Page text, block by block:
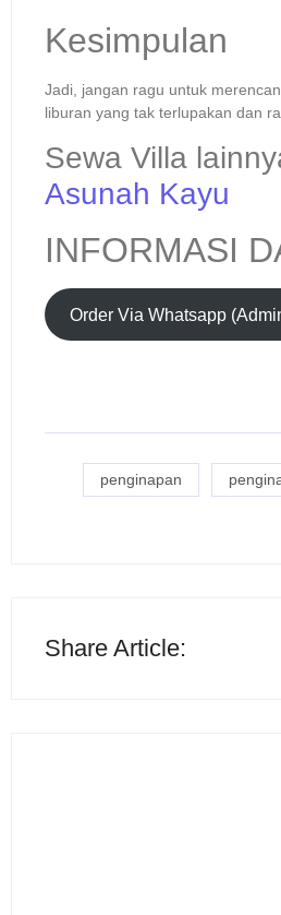
Kesimpulan
Jadi, jangan ragu untuk
liburan yang tak terlupakan dan
Sewa Villa
Asunah Kayu
INFORMASI
Order Via Whatsapp
penginapan
Share Article: